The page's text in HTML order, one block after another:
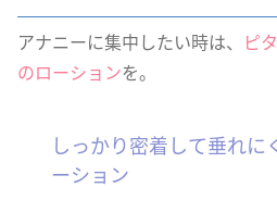
アナニーに集中したい時は、 ピ
のローションを。
しっかり密着して垂れに
ーション